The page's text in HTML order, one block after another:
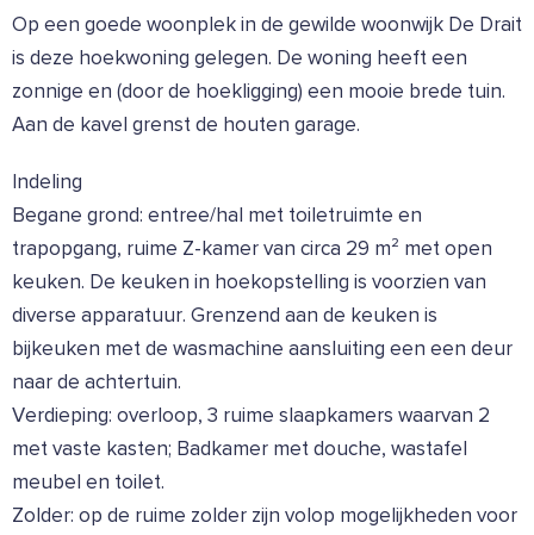
Op een goede woonplek in de gewilde woonwijk De Drait
is deze hoekwoning gelegen. De woning heeft een
zonnige en (door de hoekligging) een mooie brede tuin.
Aan de kavel grenst de houten garage.
Indeling
Begane grond: entree/hal met toiletruimte en
trapopgang, ruime Z-kamer van circa 29 m² met open
keuken. De keuken in hoekopstelling is voorzien van
diverse apparatuur. Grenzend aan de keuken is
bijkeuken met de wasmachine aansluiting een een deur
naar de achtertuin.
Verdieping: overloop, 3 ruime slaapkamers waarvan 2
met vaste kasten; Badkamer met douche, wastafel
meubel en toilet.
Zolder: op de ruime zolder zijn volop mogelijkheden voor